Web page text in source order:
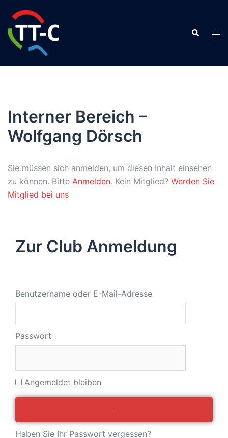
Interner Bereich –
Wolfgang Dörsch
Sie müssen sich anmelden, um diesen Inhalt einsehen
zu können. Bitte Anmelden. Kein Mitglied? Werden Sie
Mitglied bei uns
Zur Club Anmeldung
Benutzername oder E-Mail-Adresse
Passwort
Angemeldet bleiben
Haben Sie Ihr Passwort vergessen?